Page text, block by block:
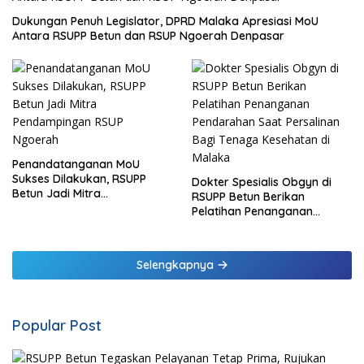
Dukungan Penuh Legislator, DPRD Malaka Apresiasi MoU
Antara RSUPP Betun dan RSUP Ngoerah Denpasar
Penandatanganan MoU
Sukses Dilakukan, RSUPP
Betun Jadi Mitra
Dokter Spesialis Obgyn di
RSUPP Betun Berikan
Pelatihan Penanganan
Malaka
Selengkapnya
Popular Post